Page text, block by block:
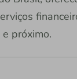
próximo.